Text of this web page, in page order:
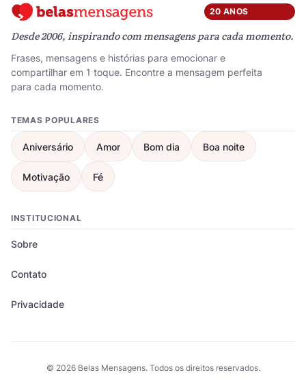
20 ANOS
Desde 2006, inspirando com mensagens para cada momento.
Frases, mensagens e histórias para emocionar e
compartilhar em 1 toque. Encontre a mensagem perfeita
para cada momento.
TEMAS POPULARES
Aniversário Amor Bom dia Boa noite
Motivação Fé
INSTITUCIONAL
Sobre
Contato
Privacidade
© 2026 Belas Mensagens. Todos os direitos reservados.